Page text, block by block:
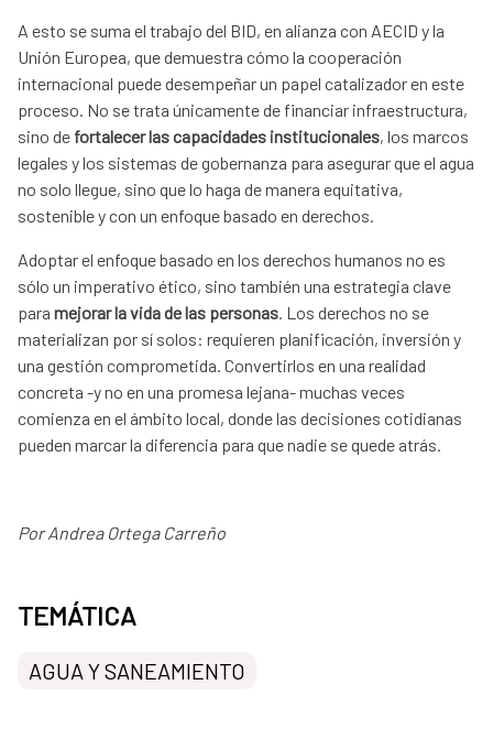
A esto se suma el trabajo del BID, en alianza con AECID y la
Unión Europea, que demuestra cómo la cooperación
internacional puede desempeñar un papel catalizador en este
proceso. No se trata únicamente de financiar infraestructura,
sino de fortalecer las capacidades institucionales, los marcos
legales y los sistemas de gobernanza para asegurar que el agua
no solo llegue, sino que lo haga de manera equitativa,
sostenible y con un enfoque basado en derechos.
Adoptar el enfoque basado en los derechos humanos no es
sólo un imperativo ético, sino también una estrategia clave
para mejorar la vida de las personas . Los derechos no se
materializan por sí solos: requieren planificación, inversión y
una gestión comprometida. Convertirlos en una realidad
concreta -y no en una promesa lejana- muchas veces
comienza en el ámbito local, donde las decisiones cotidianas
pueden marcar la diferencia para que nadie se quede atrás.
Por Andrea Ortega Carreño
TEMÁTICA
AGUA Y SANEAMIENTO